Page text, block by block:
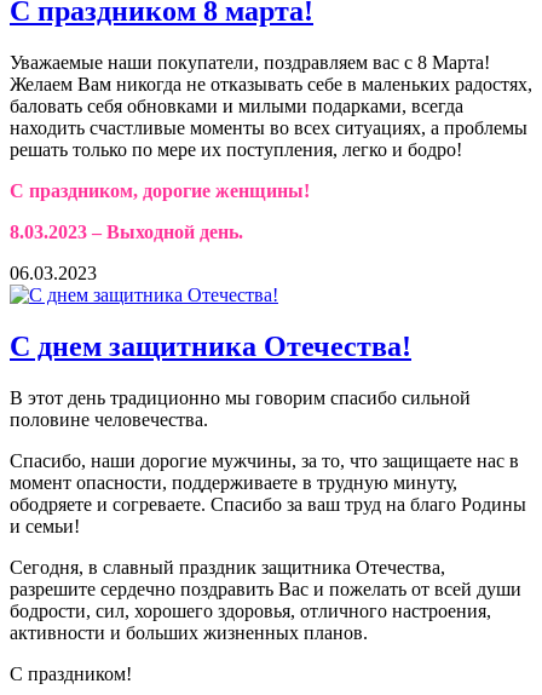
С праздником 8 марта!
Уважаемые наши покупатели, поздравляем вас с 8 Марта!
Желаем Вам никогда не отказывать себе в маленьких радостях,
баловать себя обновками и милыми подарками, всегда
находить счастливые моменты во всех ситуациях, а проблемы
решать только по мере их поступления, легко и бодро!
С праздником, дорогие женщины!
8.03.2023 – Выходной день.
06.03.2023
С днем защитника Отечества!
В этот день традиционно мы говорим спасибо сильной
половине человечества.
Спасибо, наши дорогие мужчины, за то, что защищаете нас в
момент опасности, поддерживаете в трудную минуту,
ободряете и согреваете. Спасибо за ваш труд на благо Родины
и семьи!
Сегодня, в славный праздник защитника Отечества,
разрешите сердечно поздравить Вас и пожелать от всей души
бодрости, сил, хорошего здоровья, отличного настроения,
активности и больших жизненных планов.
С праздником!